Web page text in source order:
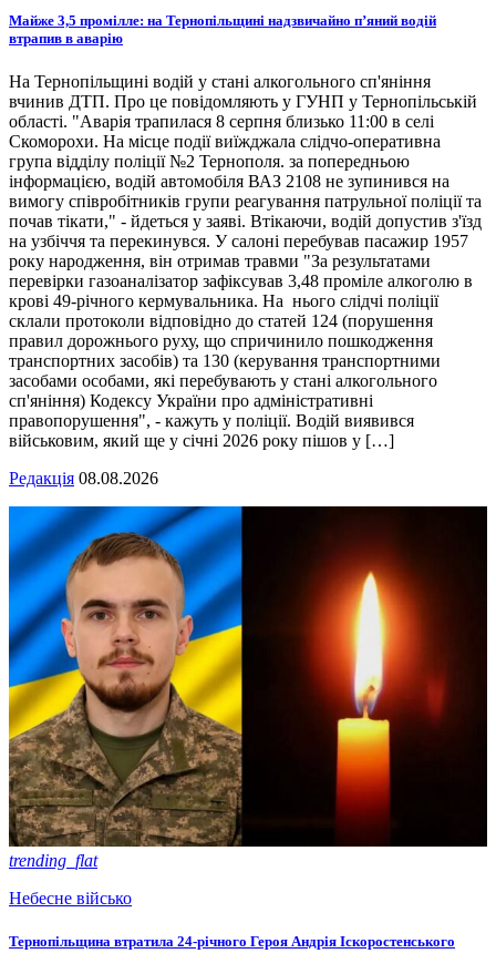
Майже 3,5 промілле: на Тернопільщині надзвичайно п’яний водій
втрапив в аварію
На Тернопільщині водій у стані алкогольного сп'яніння
вчинив ДТП. Про це повідомляють у ГУНП у Тернопільській
області. "Аварія трапилася 8 серпня близько 11:00 в селі
Скоморохи. На місце події виїжджала слідчо-оперативна
група відділу поліції №2 Тернополя. за попередньою
інформацією, водій автомобіля ВАЗ 2108 не зупинився на
вимогу співробітників групи реагування патрульної поліції та
почав тікати," - йдеться у заяві. Втікаючи, водій допустив з'їзд
на узбіччя та перекинувся. У салоні перебував пасажир 1957
року народження, він отримав травми "За результатами
перевірки газоаналізатор зафіксував 3,48 проміле алкоголю в
крові 49-річного кермувальника. На нього слідчі поліції
склали протоколи відповідно до статей 124 (порушення
правил дорожнього руху, що спричинило пошкодження
транспортних засобів) та 130 (керування транспортними
засобами особами, які перебувають у стані алкогольного
сп'яніння) Кодексу України про адміністративні
правопорушення", - кажуть у поліції. Водій виявився
військовим, який ще у січні 2026 року пішов у […]
Редакція 08.08.2026
trending_flat
Небесне військо
Тернопільщина втратила 24-річного Героя Андрія Іскоростенського